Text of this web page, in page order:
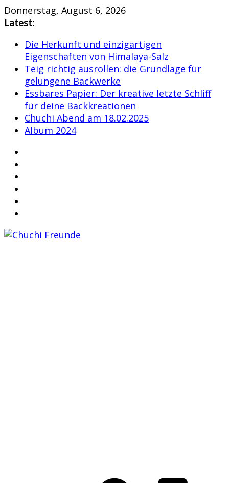
Skip
to
Donnerstag, August 6, 2026
Latest:
Die Herkunft und einzigartigen
Eigenschaften von Himalaya-Salz
Teig richtig ausrollen: die Grundlage für
gelungene Backwerke
Essbares Papier: Der kreative letzte Schliff
für deine Backkreationen
Chuchi Abend am 18.02.2025
Album 2024